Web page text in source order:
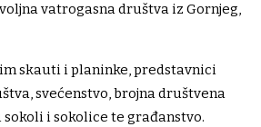
vatrogasna društva iz Gornjeg,
skauti i planinke, predstavnici
svećenstvo, brojna društvena
i sokolice te građanstvo.